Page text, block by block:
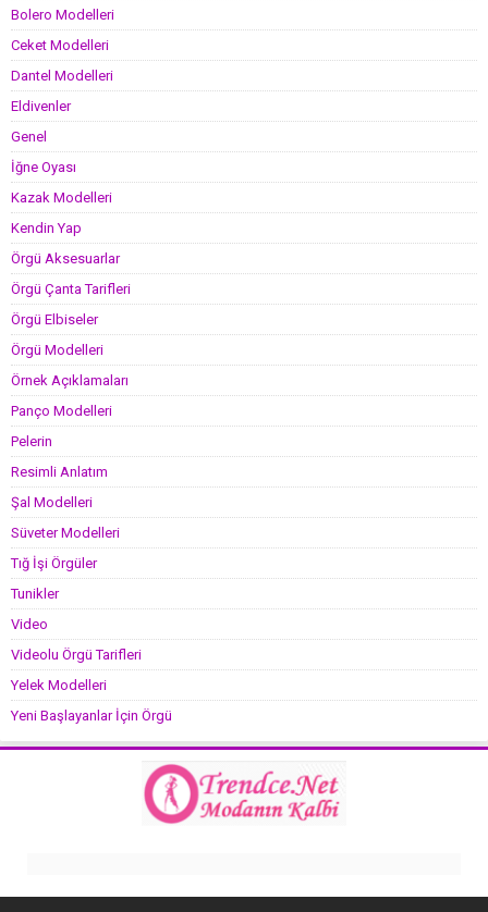
Bolero Modelleri
Ceket Modelleri
Dantel Modelleri
Eldivenler
Genel
İğne Oyası
Kazak Modelleri
Kendin Yap
Örgü Aksesuarlar
Örgü Çanta Tarifleri
Örgü Elbiseler
Örgü Modelleri
Örnek Açıklamaları
Panço Modelleri
Pelerin
Resimli Anlatım
Şal Modelleri
Süveter Modelleri
Tığ İşi Örgüler
Tunikler
Video
Videolu Örgü Tarifleri
Yelek Modelleri
Yeni Başlayanlar İçin Örgü